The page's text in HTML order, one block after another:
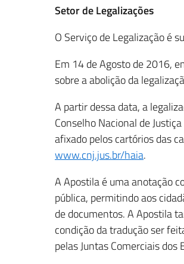
Setor de Legalizações
O Serviço de Legalização é
Em 14 de Agosto de 2016,
sobre a abolição da
A partir dessa data, a
Conselho Nacional de
afixado pelos cartórios das
www.cnj.jus.br/haia.
A Apostila é uma anotação
pública, permitindo aos
de documentos. A Apostila
condição da tradução ser
pelas Juntas Comerciais dos